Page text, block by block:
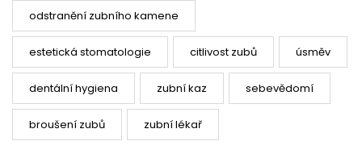
odstranění zubního kamene
estetická stomatologie citlivost zubů úsměv
dentální hygiena zubní kaz sebevědomí
broušení zubů zubní lékař